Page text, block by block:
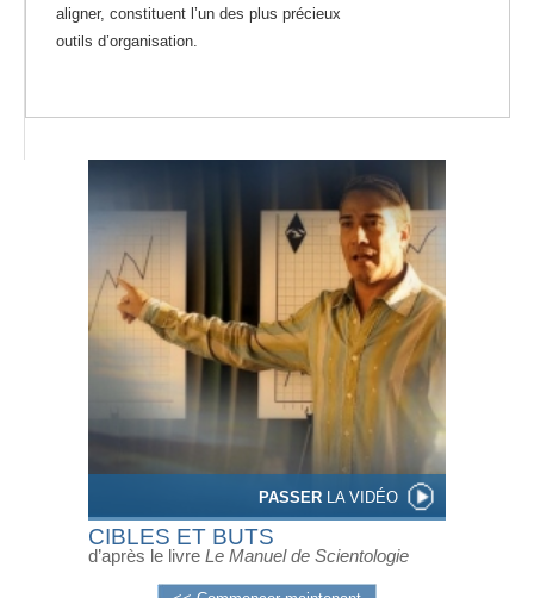
PASSER LA VIDÉO
CIBLES ET BUTS
d’après le livre Le Manuel de Scientologie
aligner, constituent l’un des plus précieux
outils d’organisation.